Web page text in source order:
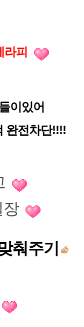
피
이있어
완전차단!!!!
장
춰주기